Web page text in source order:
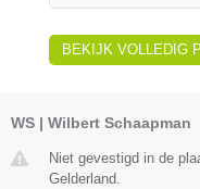
BEKIJK VOLLEDIG
WS | Wilbert Schaapman
Niet gevestigd in de
Gelderland.